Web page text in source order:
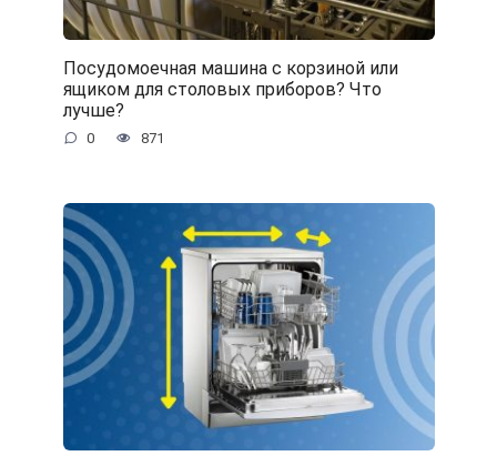
Посудомоечная машина с корзиной или
ящиком для столовых приборов? Что
лучше?
0 871